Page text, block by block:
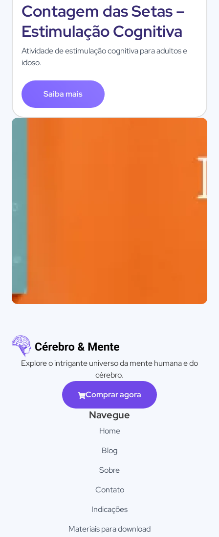
Contagem das Setas –
Estimulação Cognitiva
Atividade de estimulação cognitiva para adultos e
idoso.
Saiba mais
Explore o intrigante universo da mente humana e do
cérebro.
Comprar agora
Navegue
Home
Blog
Sobre
Contato
Indicações
Materiais para download